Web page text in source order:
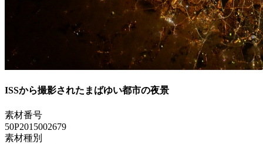
ISSから撮影されたまばゆい都市の夜景
素材番号
50P2015002679
素材種別